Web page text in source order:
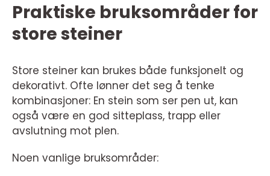
Praktiske bruksområder for
store steiner
Store steiner kan brukes både funksjonelt og
dekorativt. Ofte lønner det seg å tenke
kombinasjoner: En stein som ser pen ut, kan
også være en god sitteplass, trapp eller
avslutning mot plen.
Noen vanlige bruksområder: